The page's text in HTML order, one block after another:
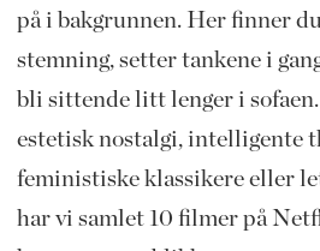
på i bakgrunnen. Her finner
stemning, setter tankene i
bli sittende litt lenger i
estetisk nostalgi, intelligente
feministiske klassikere eller
har vi samlet 10 filmer på